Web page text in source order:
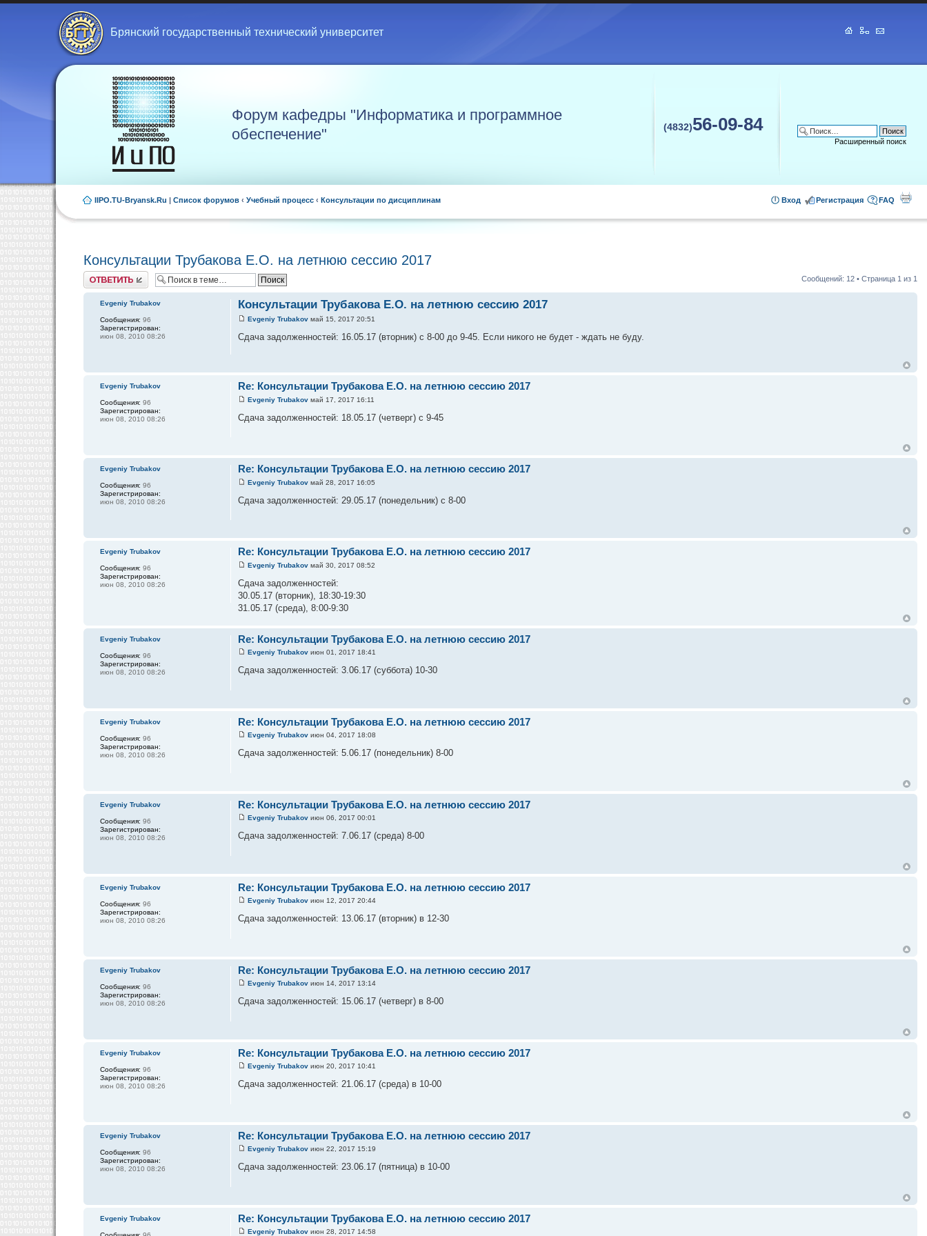
Брянский государственный технический университет
Форум кафедры "Информатика и программное
обеспечение"
(4832)56-09-84
Расширенный поиск
IIPO.TU-Bryansk.Ru | Список форумов ‹ Учебный процесс ‹ Консультации по дисциплинам FAQ
Регистрация
Вход
Консультации Трубакова Е.О. на летнюю сессию 2017
Ответить Сообщений: 12 • Страница 1 из 1
Консультации Трубакова Е.О. на летнюю сессию 2017
Evgeniy Trubakov май 15, 2017 20:51
Сдача задолженностей: 16.05.17 (вторник) с 8-00 до 9-45. Если никого не будет - ждать не буду.
Evgeniy Trubakov
Сообщения: 96
Зарегистрирован:
июн 08, 2010 08:26
Re: Консультации Трубакова Е.О. на летнюю сессию 2017
Evgeniy Trubakov май 17, 2017 16:11
Сдача задолженностей: 18.05.17 (четверг) с 9-45
Evgeniy Trubakov
Сообщения: 96
Зарегистрирован:
июн 08, 2010 08:26
Re: Консультации Трубакова Е.О. на летнюю сессию 2017
Evgeniy Trubakov май 28, 2017 16:05
Сдача задолженностей: 29.05.17 (понедельник) с 8-00
Evgeniy Trubakov
Сообщения: 96
Зарегистрирован:
июн 08, 2010 08:26
Re: Консультации Трубакова Е.О. на летнюю сессию 2017
Evgeniy Trubakov май 30, 2017 08:52
Сдача задолженностей:
30.05.17 (вторник), 18:30-19:30
31.05.17 (среда), 8:00-9:30
Evgeniy Trubakov
Сообщения: 96
Зарегистрирован:
июн 08, 2010 08:26
Re: Консультации Трубакова Е.О. на летнюю сессию 2017
Evgeniy Trubakov июн 01, 2017 18:41
Сдача задолженностей: 3.06.17 (суббота) 10-30
Evgeniy Trubakov
Сообщения: 96
Зарегистрирован:
июн 08, 2010 08:26
Re: Консультации Трубакова Е.О. на летнюю сессию 2017
Evgeniy Trubakov июн 04, 2017 18:08
Сдача задолженностей: 5.06.17 (понедельник) 8-00
Evgeniy Trubakov
Сообщения: 96
Зарегистрирован:
июн 08, 2010 08:26
Re: Консультации Трубакова Е.О. на летнюю сессию 2017
Evgeniy Trubakov июн 06, 2017 00:01
Сдача задолженностей: 7.06.17 (среда) 8-00
Evgeniy Trubakov
Сообщения: 96
Зарегистрирован:
июн 08, 2010 08:26
Re: Консультации Трубакова Е.О. на летнюю сессию 2017
Evgeniy Trubakov июн 12, 2017 20:44
Сдача задолженностей: 13.06.17 (вторник) в 12-30
Evgeniy Trubakov
Сообщения: 96
Зарегистрирован:
июн 08, 2010 08:26
Re: Консультации Трубакова Е.О. на летнюю сессию 2017
Evgeniy Trubakov июн 14, 2017 13:14
Сдача задолженностей: 15.06.17 (четверг) в 8-00
Evgeniy Trubakov
Сообщения: 96
Зарегистрирован:
июн 08, 2010 08:26
Re: Консультации Трубакова Е.О. на летнюю сессию 2017
Evgeniy Trubakov июн 20, 2017 10:41
Сдача задолженностей: 21.06.17 (среда) в 10-00
Evgeniy Trubakov
Сообщения: 96
Зарегистрирован:
июн 08, 2010 08:26
Re: Консультации Трубакова Е.О. на летнюю сессию 2017
Evgeniy Trubakov июн 22, 2017 15:19
Сдача задолженностей: 23.06.17 (пятница) в 10-00
Evgeniy Trubakov
Сообщения: 96
Зарегистрирован:
июн 08, 2010 08:26
Re: Консультации Трубакова Е.О. на летнюю сессию 2017
Evgeniy Trubakov июн 28, 2017 14:58
Evgeniy Trubakov